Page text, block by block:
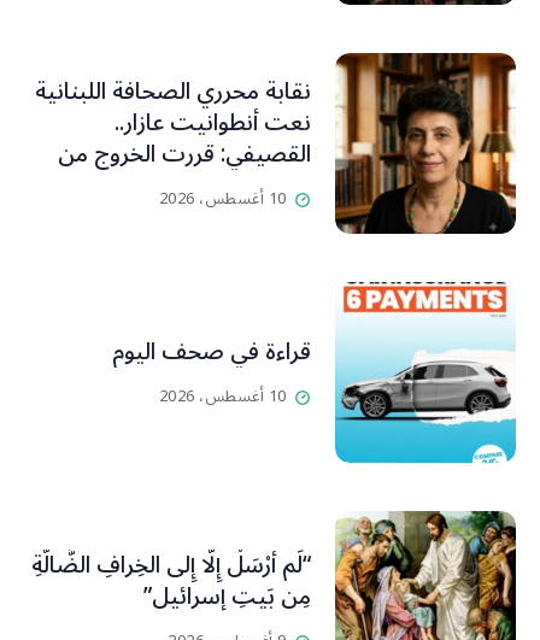
نقابة محرري الصحافة اللبنانية
نعت أنطوانيت عازار..
القصيفي: قررت الخروج من
عزلتها والإنطلاق إلى عالم
أفضل ينسيها ما سامته من
10 أغسطس، 2026
قراءة في صحف اليوم
10 أغسطس، 2026
“لَم أُرْسَلْ إِلَّا إِلى الخِرافِ الضَّالَّةِ
مِن بَيتِ إسرائيل”